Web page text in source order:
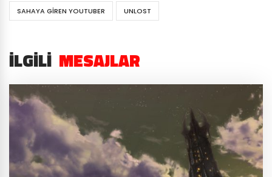
SAHAYA GIREN YOUTUBER UNLOST
İLGILI MESAJLAR